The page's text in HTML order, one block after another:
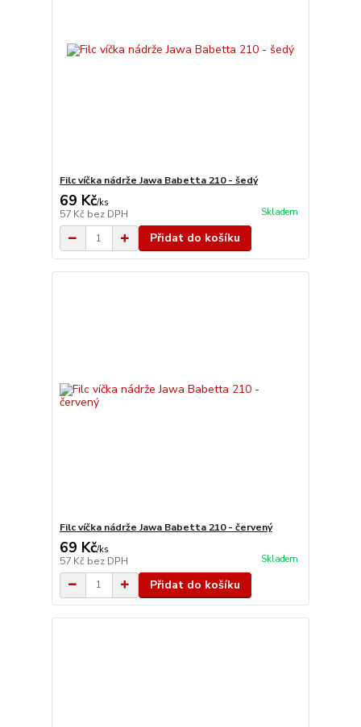
Filc víčka nádrže Jawa Babetta 210 - šedý
69 Kč/ks
57 Kč bez DPH Skladem
Přidat do košíku
Filc víčka nádrže Jawa Babetta 210 - červený
69 Kč/ks
57 Kč bez DPH Skladem
Přidat do košíku